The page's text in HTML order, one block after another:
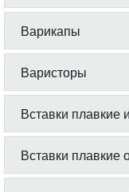
Варикапы
Варисторы
Вставки плавкие
Вставки плавкие